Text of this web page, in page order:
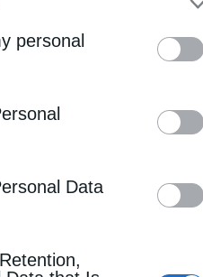
may further disclose it
personal
Data
Αναστάσεως» (Βίντεο)